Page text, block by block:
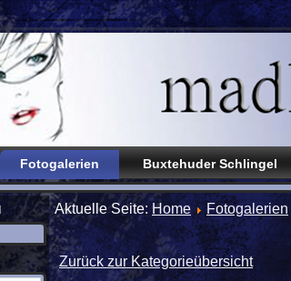
Fotogalerien Buxtehuder Schlingel
Aktuelle Seite: Home Fotogalerien
Zurück zur Kategorieübersicht